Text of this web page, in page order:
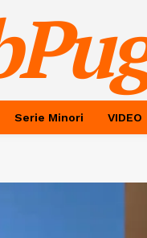
Serie Minori VIDEO